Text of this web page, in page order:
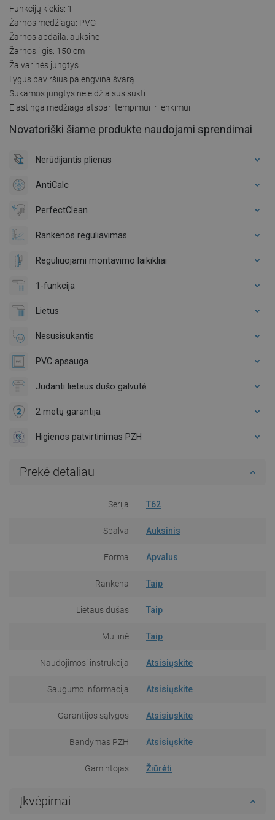
Funkcijų kiekis: 1
Žarnos medžiaga: PVC
Žarnos apdaila: auksinė
Žarnos ilgis: 150 cm
Žalvarinės jungtys
Lygus paviršius palengvina švarą
Sukamos jungtys neleidžia susisukti
Elastinga medžiaga atspari tempimui ir lenkimui
Novatoriški šiame produkte naudojami sprendimai
Nerūdijantis plienas
AntiCalc
PerfectClean
Rankenos reguliavimas
Reguliuojami montavimo laikikliai
1-funkcija
Lietus
Nesusisukantis
PVC apsauga
Judanti lietaus dušo galvutė
2 metų garantija
Higienos patvirtinimas PZH
Prekė detaliau
Serija T62
Spalva Auksinis
Forma Apvalus
Rankena Taip
Lietaus dušas Taip
Muilinė Taip
Naudojimosi instrukcija Atsisiųskite
Saugumo informacija Atsisiųskite
Garantijos sąlygos Atsisiųskite
Bandymas PZH Atsisiųskite
Gamintojas Žiūrėti
Įkvėpimai